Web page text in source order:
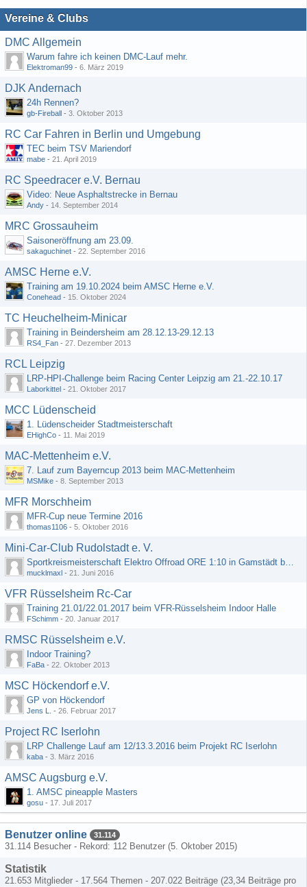
Vereine & Clubs
DMC Allgemein
Warum fahre ich keinen DMC-Lauf mehr.
Elektroman99 - 6. März 2019
DJK Andernach
24h Rennen?
gb-Fireball - 3. Oktober 2013
RC Car Fahren in Berlin und Umgebung
TEC beim TSV Mariendorf
mabe - 21. April 2019
RC Speedracer e.V. Bernau
Video: Neue Asphaltstrecke in Bernau
Andy - 14. September 2014
MRC Grossauheim
Saisoneröffnung am 23.09.
sakaguchinet - 22. September 2016
AMSC Herne e.V.
Training am 19.10.2024 beim AMSC Herne e.V.
Conehead - 15. Oktober 2024
TC Heuchelheim-Minicar
Training in Beindersheim am 28.12.13-29.12.13
RS4_Fan - 27. Dezember 2013
RCL Leipzig
LRP-HPI-Challenge beim Racing Center Leipzig am 21.-22.10.17
Laborkittel - 21. Oktober 2017
MCC Lüdenscheid
1. Lüdenscheider Stadtmeisterschaft
EHighCo - 11. Mai 2019
MAC-Mettenheim e.V.
7. Lauf zum Bayerncup 2013 beim MAC-Mettenheim
MSMike - 8. September 2013
MFR Morschheim
MFR-Cup neue Termine 2016
thomas1106 - 5. Oktober 2016
Mini-Car-Club Rudolstadt e. V.
Sportkreismeisterschaft Elektro Offroad ORE 1:10 in Gamstädt bei Erfurt, Outdoor mit Indoor Ausweichmöglichkeit!!!
mucklmaxl - 21. Juni 2016
VFR Rüsselsheim Rc-Car
Training 21.01/22.01.2017 beim VFR-Rüsselsheim Indoor Halle
FSchimm - 20. Januar 2017
RMSC Rüsselsheim e.V.
Indoor Training?
FaBa - 22. Oktober 2013
MSC Höckendorf e.V.
GP von Höckendorf
Jens L. - 26. Februar 2017
Project RC Iserlohn
LRP Challenge Lauf am 12/13.3.2016 beim Projekt RC Iserlohn
kaba - 3. März 2016
AMSC Augsburg e.V.
1. AMSC pineapple Masters
gosu - 17. Juli 2017
Benutzer online 31.114
31.114 Besucher - Rekord: 112 Benutzer (5. Oktober 2015)
Statistik
21.653 Mitglieder - 17.564 Themen - 207.022 Beiträge (23,34 Beiträge pro